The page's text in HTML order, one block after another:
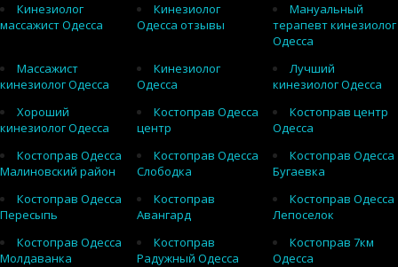
Кинезиолог
массажист Одесса
Кинезиолог
Одесса отзывы
Мануальный
терапевт кинезиолог
Одесса
Массажист
кинезиолог Одесса
Кинезиолог
Одесса
Лучший
кинезиолог Одесса
Хороший
кинезиолог Одесса
Костоправ Одесса
центр
Костоправ центр
Одесса
Костоправ Одесса
Малиновский район
Костоправ Одесса
Слободка
Костоправ Одесса
Бугаевка
Костоправ Одесса
Пересыпь
Костоправ
Авангард
Костоправ Одесса
Лепоселок
Костоправ Одесса
Молдаванка
Костоправ
Радужный Одесса
Костоправ 7км
Одесса